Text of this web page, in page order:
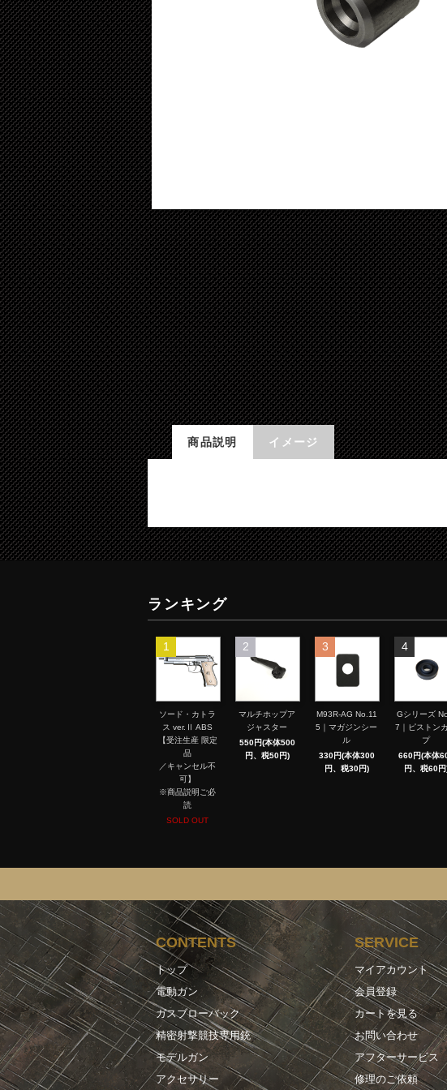
商品説明 イメージ
ランキング
1
ソード・カトラ
ス ver.Ⅱ ABS
【受注生産 限定
品
／キャンセル不
可】
※商品説明ご必
読
SOLD OUT
2
マルチホップア
ジャスター
550円(本体500
円、税50円)
3
M93R-AG No.11
5｜マガジンシー
ル
330円(本体300
円、税30円)
4
Gシリーズ
7｜ピストン
プ
660円(本体
円、税60円
CONTENTS
トップ
電動ガン
ガスブローバック
精密射撃競技専用銃
モデルガン
アクセサリー
SERVICE
マイアカウント
会員登録
カートを見る
お問い合わせ
アフターサービス
修理のご依頼